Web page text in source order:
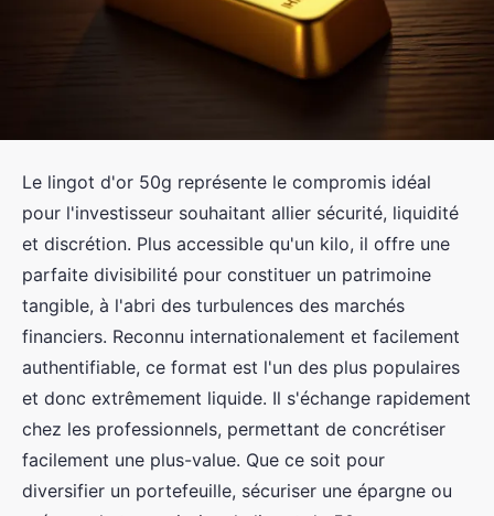
Le lingot d'or 50g représente le compromis idéal
pour l'investisseur souhaitant allier sécurité, liquidité
et discrétion. Plus accessible qu'un kilo, il offre une
parfaite divisibilité pour constituer un patrimoine
tangible, à l'abri des turbulences des marchés
financiers. Reconnu internationalement et facilement
authentifiable, ce format est l'un des plus populaires
et donc extrêmement liquide. Il s'échange rapidement
chez les professionnels, permettant de concrétiser
facilement une plus-value. Que ce soit pour
diversifier un portefeuille, sécuriser une épargne ou